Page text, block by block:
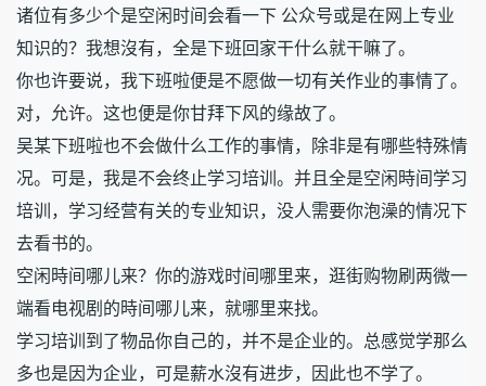
诸位有多少个是空闲时间会看一下 公众号或是在网上专业
知识的？我想沒有，全是下班回家干什么就干嘛了。
你也许要说，我下班啦便是不愿做一切有关作业的事情了。
对，允许。这也便是你甘拜下风的缘故了。
吴某下班啦也不会做什么工作的事情，除非是有哪些特殊情
况。可是，我是不会终止学习培训。并且全是空闲時间学习
培训，学习经营有关的专业知识，没人需要你泡澡的情况下
去看书的。
空闲時间哪儿来？你的游戏时间哪里来，逛街购物刷两微一
端看电视剧的時间哪儿来，就哪里来找。
学习培训到了物品你自己的，并不是企业的。总感觉学那么
多也是因为企业，可是薪水沒有进步，因此也不学了。